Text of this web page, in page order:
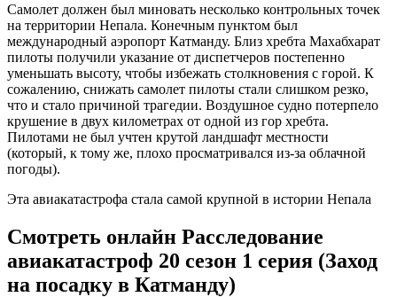
Самолет должен был миновать несколько контрольных точек
на территории Непала. Конечным пунктом был
международный аэропорт Катманду. Близ хребта Махабхарат
пилоты получили указание от диспетчеров постепенно
уменьшать высоту, чтобы избежать столкновения с горой. К
сожалению, снижать самолет пилоты стали слишком резко,
что и стало причиной трагедии. Воздушное судно потерпело
крушение в двух километрах от одной из гор хребта.
Пилотами не был учтен крутой ландшафт местности
(который, к тому же, плохо просматривался из-за облачной
погоды).
Эта авиакатастрофа стала самой крупной в истории Непала
Смотреть онлайн Расследование
авиакатастроф 20 сезон 1 серия (Заход
на посадку в Катманду)